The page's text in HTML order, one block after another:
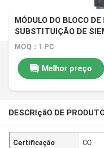
MÓDULO DO BLOCO DE
SUBSTITUIÇÃO DE
8AA1 SIMATIC
MOQ：1 PC
Melhor preço
DESCRIçãO DE
Certificação CO